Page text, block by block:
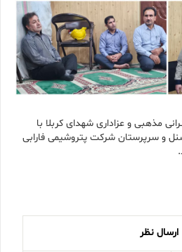
مذهبی و عزاداری شهدای کربلا با
و سرپرستان شرکت پتروشیمی فارابی
ارسال نظر